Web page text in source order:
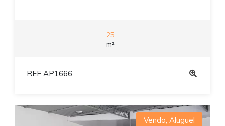
25
m²
REF AP1666
Venda, Aluguel